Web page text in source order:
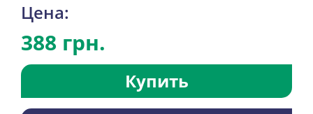
Цена:
388 грн.
Купить